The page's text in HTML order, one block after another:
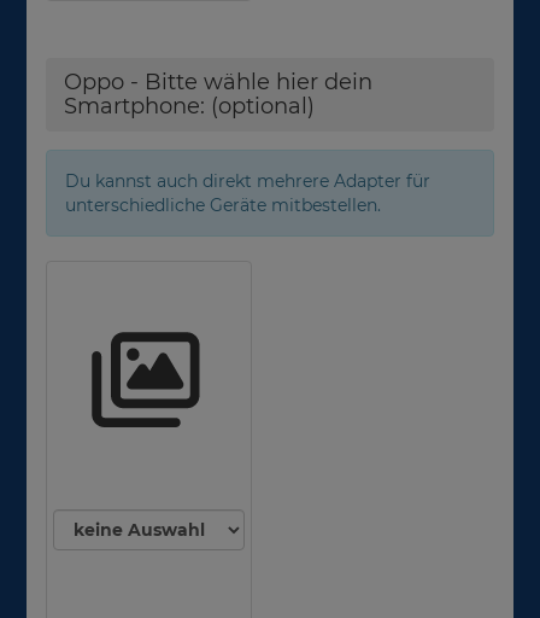
Oppo - Bitte wähle hier dein
Smartphone: (optional)
Du kannst auch direkt mehrere Adapter für
unterschiedliche Geräte mitbestellen.